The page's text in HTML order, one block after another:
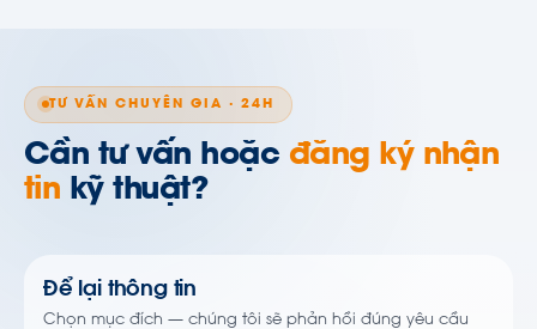
TƯ VẤN CHUYÊN GIA · 24H
Cần tư vấn hoặc đăng ký nhận
tin kỹ thuật?
Để lại thông tin
Chọn mục đích — chúng tôi sẽ phản hồi đúng yêu cầu